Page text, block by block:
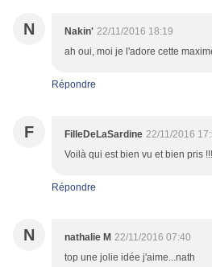
N Nakin' 22/11/2016 18:19
ah oui, moi je l'adore cette
Répondre
F FilleDeLaSardine 22/11/2016
Voilà qui est bien vu et bien pris !!!
Répondre
N nathalie M 22/11/2016 07:40
top une jolie idée j'aime...nath